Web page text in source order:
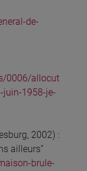
de-
0006/allocut
juin-1958-je-
2002) :
ailleurs”
brule-